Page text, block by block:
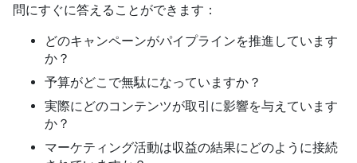
問にすぐに答えることができます：
どのキャンペーンがパイプラインを推進しています
か？
予算がどこで無駄になっていますか？
実際にどのコンテンツが取引に影響を与えています
か？
マーケティング活動は収益の結果にどのように接続